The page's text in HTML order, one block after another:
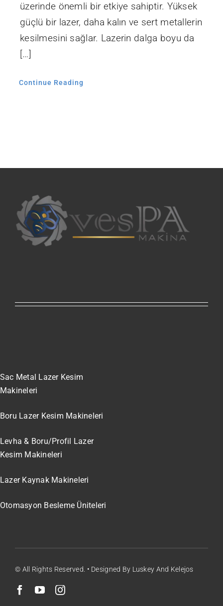
üzerinde önemli bir etkiye sahiptir. Yüksek
güçlü bir lazer, daha kalın ve sert metallerin
kesilmesini sağlar. Lazerin dalga boyu da
[…]
Continue Reading
Sac Metal Lazer Kesim
Makineleri
Boru Lazer Kesim Makineleri
Levha & Boru/Profil Lazer
Kesim Makineleri
Lazer Kaynak Makineleri
Otomasyon Besleme Üniteleri
© All Rights Reserved. • Designed By Luskey And Kelejos